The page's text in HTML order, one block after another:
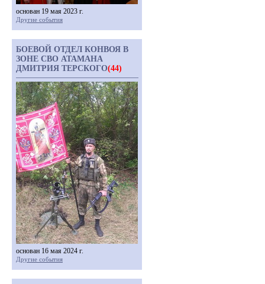
основан 19 мая 2023 г.
Другие события
БОЕВОЙ ОТДЕЛ КОНВОЯ В
ЗОНЕ СВО АТАМАНА
ДМИТРИЯ ТЕРСКОГО(44)
основан 16 мая 2024 г.
Другие события